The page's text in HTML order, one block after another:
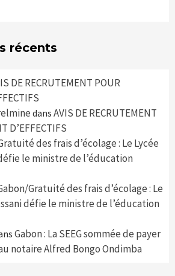
récents
DE RECRUTEMENT POUR
dans AVIS DE RECRUTEMENT
D’EFFECTIFS
des frais d’écolage : Le Lycée
le ministre de l’éducation
Gratuité des frais d’écolage : Le
défie le ministre de l’éducation
Gabon : La SEEG sommée de payer
notaire Alfred Bongo Ondimba